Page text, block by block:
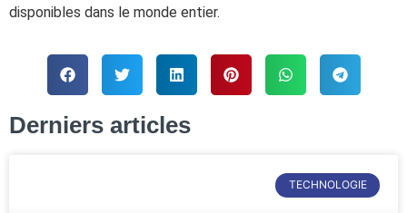
disponibles dans le monde entier.
Derniers articles
TECHNOLOGIE